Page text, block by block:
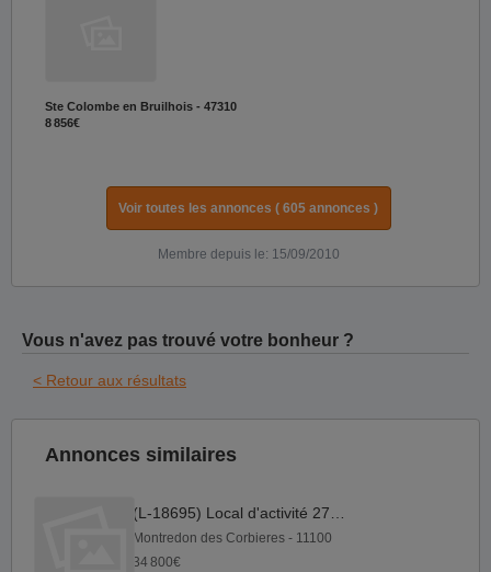
Ste Colombe en Bruilhois - 47310
8 856€
Voir toutes les annonces ( 605 annonces )
Membre depuis le: 15/09/2010
Vous n'avez pas trouvé votre bonheur ?
< Retour aux résultats
Annonces similaires
Montredon des Corbieres - 11100
34 800€